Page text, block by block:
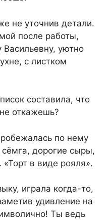
не уточнив детали.
после работы,
уютно
с листком
составила, что
откажешь?
по нему
дорогие сыры,
в виде рояля».
играла когда-то,
удивление на
Ты ведь